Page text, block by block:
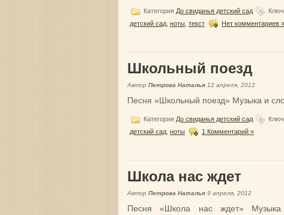
Категория До свиданья детский сад
детский сад ноты текст Нет комментариев »
Школьный поезд
Автор Петрова Наталья 12 апреля, 2012
Песня «Школьный поезд» Музыка и
Категория До свиданья детский сад
детский сад ноты 1 Комментарий »
Школа нас ждет
Автор Петрова Наталья 9 апреля, 2012
Песня «Школа нас ждет»